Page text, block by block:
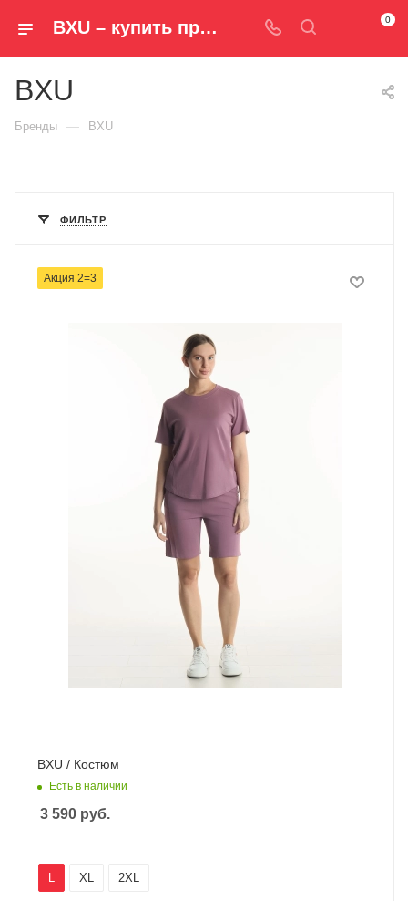
BXU – купить продукцию официального бренда в интернет-магазине - Спорт+Мода 0
BXU
Бренды — BXU
ФИЛЬТР
Акция 2=3
BXU / Костюм
Есть в наличии
3 590 руб.
L XL 2XL